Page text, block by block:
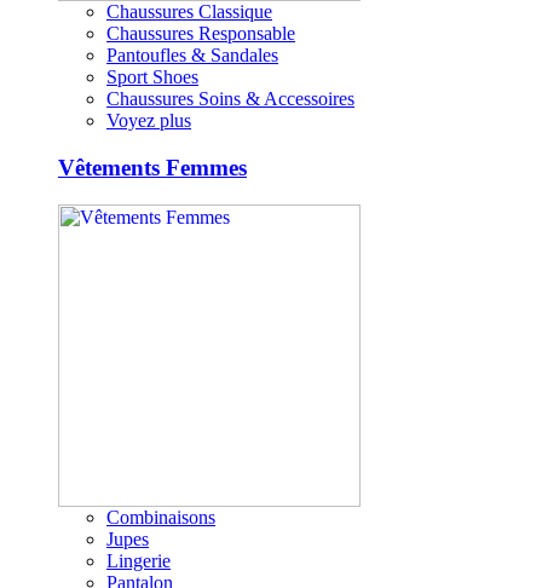
Chaussures Classique
Chaussures Responsable
Pantoufles & Sandales
Sport Shoes
Chaussures Soins & Accessoires
Voyez plus
Vêtements Femmes
Combinaisons
Jupes
Lingerie
Pantalon